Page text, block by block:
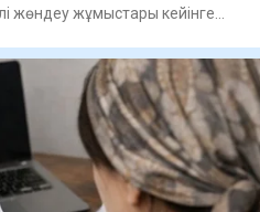
жөндеу жұмыстары кейінге